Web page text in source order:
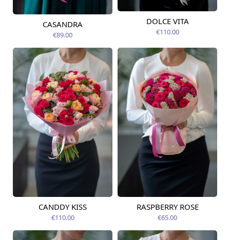
Pieejama no
CASANDRA
€89.00
Pieejams šodien
DOLCE VITA
€110.00
Pieejams šodien
CANDDY KISS
€110.00
Pieejama no
RASPBERRY ROSE
€65.00